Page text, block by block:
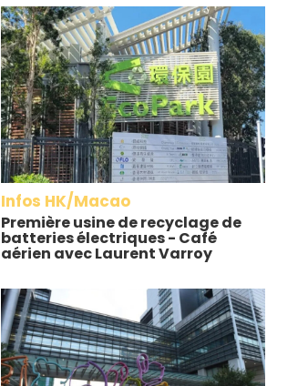
Infos HK/Macao
Première usine de recyclage de
batteries électriques - Café
aérien avec Laurent Varroy